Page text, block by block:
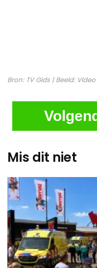
Bron: TV Gids| Beeld:
Mis dit niet